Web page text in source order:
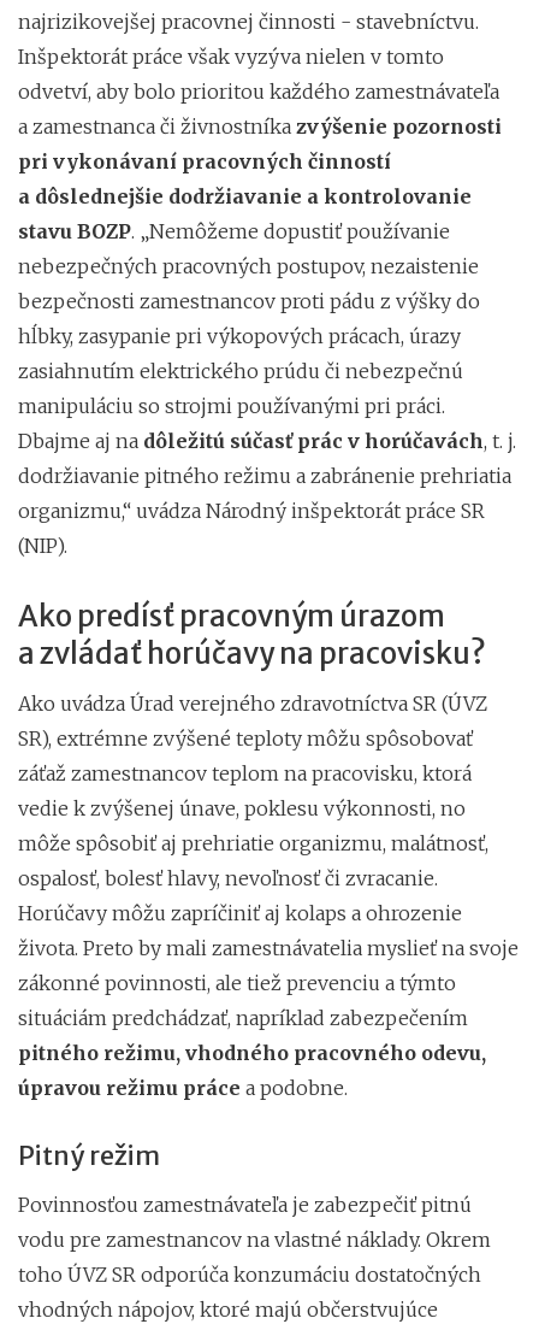
najrizikovejšej pracovnej činnosti - stavebníctvu.
Inšpektorát práce však vyzýva nielen v tomto
odvetví, aby bolo prioritou každého zamestnávateľa
a zamestnanca či živnostníka zvýšenie pozornosti
pri vykonávaní pracovných činností
a dôslednejšie dodržiavanie a kontrolovanie
stavu BOZP. „Nemôžeme dopustiť používanie
nebezpečných pracovných postupov, nezaistenie
bezpečnosti zamestnancov proti pádu z výšky do
hĺbky, zasypanie pri výkopových prácach, úrazy
zasiahnutím elektrického prúdu či nebezpečnú
manipuláciu so strojmi používanými pri práci.
Dbajme aj na dôležitú súčasť prác v horúčavách, t. j.
dodržiavanie pitného režimu a zabránenie prehriatia
organizmu,“ uvádza Národný inšpektorát práce SR
(NIP).
Ako predísť pracovným úrazom
a zvládať horúčavy na pracovisku?
Ako uvádza Úrad verejného zdravotníctva SR (ÚVZ
SR), extrémne zvýšené teploty môžu spôsobovať
záťaž zamestnancov teplom na pracovisku, ktorá
vedie k zvýšenej únave, poklesu výkonnosti, no
môže spôsobiť aj prehriatie organizmu, malátnosť,
ospalosť, bolesť hlavy, nevoľnosť či zvracanie.
Horúčavy môžu zapríčiniť aj kolaps a ohrozenie
života. Preto by mali zamestnávatelia myslieť na svoje
zákonné povinnosti, ale tiež prevenciu a týmto
situáciám predchádzať, napríklad zabezpečením
pitného režimu, vhodného pracovného odevu,
úpravou režimu práce a podobne.
Pitný režim
Povinnosťou zamestnávateľa je zabezpečiť pitnú
vodu pre zamestnancov na vlastné náklady. Okrem
toho ÚVZ SR odporúča konzumáciu dostatočných
vhodných nápojov, ktoré majú občerstvujúce